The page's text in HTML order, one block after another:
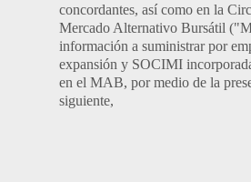
concordantes, así como en la
Mercado Alternativo Bursátil
información a suministrar por
expansión y SOCIMI
en el MAB, por medio de la
siguiente,